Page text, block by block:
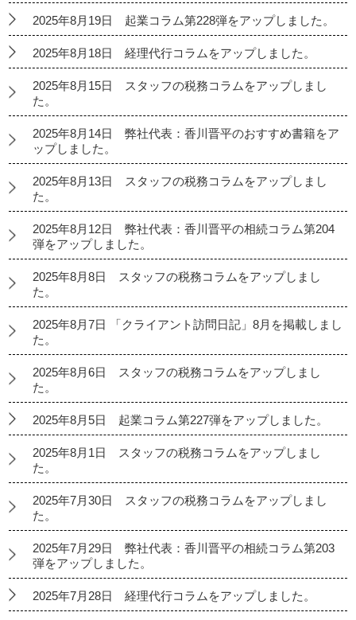
2025年8月19日 起業コラム第228弾をアップしました。
2025年8月18日 経理代行コラムをアップしました。
2025年8月15日 スタッフの税務コラムをアップしまし
た。
2025年8月14日 弊社代表：香川晋平のおすすめ書籍をア
ップしました。
2025年8月13日 スタッフの税務コラムをアップしまし
た。
2025年8月12日 弊社代表：香川晋平の相続コラム第204
弾をアップしました。
2025年8月8日 スタッフの税務コラムをアップしまし
た。
2025年8月7日 「クライアント訪問日記」8月を掲載しまし
た。
2025年8月6日 スタッフの税務コラムをアップしまし
た。
2025年8月5日 起業コラム第227弾をアップしました。
2025年8月1日 スタッフの税務コラムをアップしまし
た。
2025年7月30日 スタッフの税務コラムをアップしまし
た。
2025年7月29日 弊社代表：香川晋平の相続コラム第203
弾をアップしました。
2025年7月28日 経理代行コラムをアップしました。